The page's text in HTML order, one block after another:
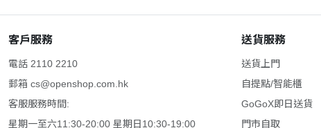
客戶服務
電話 2110 2210
郵箱 cs@openshop.com.hk
客服服務時間:
星期一至六11:30-20:00 星期日10:30-19:00
送貨服務
送貨上門
自提點/智能櫃
GoGoX即日送貨
門市自取